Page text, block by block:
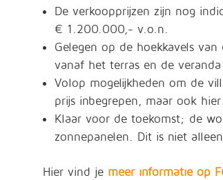
De verkoopprijzen zijn nog
€ 1.200.000,- v.o.n.
Gelegen op de hoekkavels
vanaf het terras en de
Volop mogelijkheden om de
prijs inbegrepen, maar ook
Klaar voor de toekomst; de
zonnepanelen. Dit is niet
Hier vind je meer informatie op